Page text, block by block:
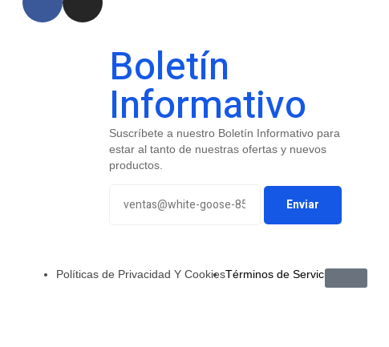
Boletín
Informativo
Suscríbete a nuestro Boletín Informativo para
estar al tanto de nuestras ofertas y nuevos
productos.
Políticas de Privacidad Y CookiesTérminos de Servicio